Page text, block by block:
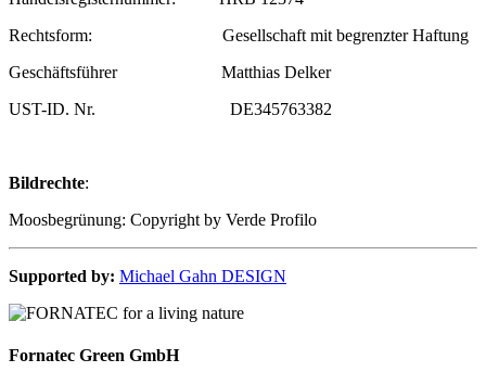
Rechtsform: Gesellschaft mit begrenzter Haftung
Geschäftsführer Matthias Delker
UST-ID. Nr. DE345763382
Bildrechte:
Moosbegrünung: Copyright by Verde Profilo
Supported by: Michael Gahn DESIGN
Fornatec Green GmbH